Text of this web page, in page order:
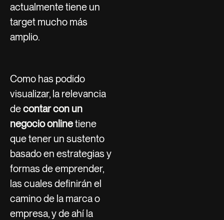
actualmente tiene un
target mucho más
amplio.
Como has podido
visualizar, la relevancia
decontar con un
negocio onlinetiene
que tener un sustento
basado en estrategias y
formas de emprender,
las cuales definirán el
camino de la marca o
empresa, y de ahí la